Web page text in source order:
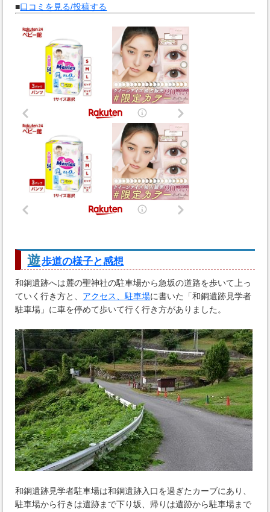
■口コミを見る/投稿する
遊歩道の様子と感想
和銅遺跡へは麓の聖神社の駐車場から急坂の道路を歩いて上っ
ていく行き方と、 アクセス、駐車場に書いた「和銅遺跡見学者
駐車場」に車を停めて歩いて行く行き方がありました。
和銅遺跡見学者駐車場は和銅遺跡入口を過ぎたカーブにあり、
駐車場から行きは遺跡まで下り坂、帰りは遺跡から駐車場まで